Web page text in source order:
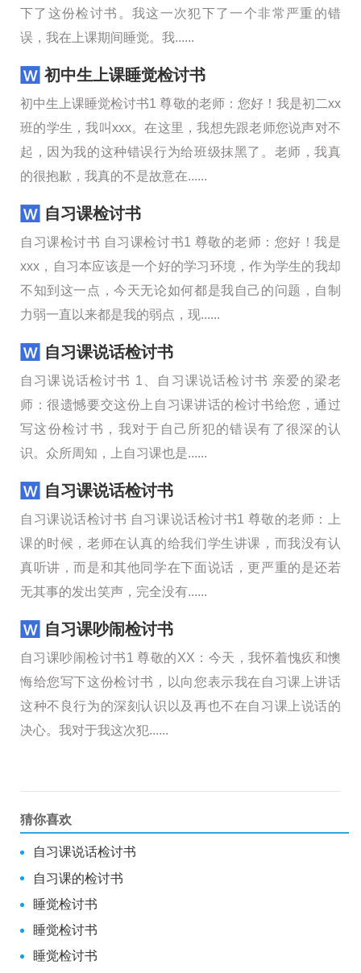
下了这份检讨书。我这一次犯下了一个非常严重的错
误，我在上课期间睡觉。我......
初中生上课睡觉检讨书
初中生上课睡觉检讨书1 尊敬的老师：您好！我是初二xx
班的学生，我叫xxx。在这里，我想先跟老师您说声对不
起，因为我的这种错误行为给班级抹黑了。老师，我真
的很抱歉，我真的不是故意在......
自习课检讨书
自习课检讨书 自习课检讨书1 尊敬的老师：您好！我是
xxx，自习本应该是一个好的学习环境，作为学生的我却
不知到这一点，今天无论如何都是我自己的问题，自制
力弱一直以来都是我的弱点，现......
自习课说话检讨书
自习课说话检讨书 1、自习课说话检讨书 亲爱的梁老
师：很遗憾要交这份上自习课讲话的检讨书给您，通过
写这份检讨书，我对于自己所犯的错误有了很深的认
识。众所周知，上自习课也是......
自习课说话检讨书
自习课说话检讨书 自习课说话检讨书1 尊敬的老师：上
课的时候，老师在认真的给我们学生讲课，而我没有认
真听讲，而是和其他同学在下面说话，更严重的是还若
无其事的发出笑声，完全没有......
自习课吵闹检讨书
自习课吵闹检讨书1 尊敬的XX：今天，我怀着愧疚和懊
悔给您写下这份检讨书，以向您表示我在自习课上讲话
这种不良行为的深刻认识以及再也不在自习课上说话的
决心。我对于我这次犯......
猜你喜欢
自习课说话检讨书
自习课的检讨书
睡觉检讨书
睡觉检讨书
睡觉检讨书